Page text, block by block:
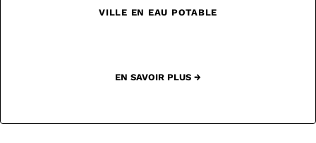
VILLE EN EAU POTABLE
EN SAVOIR PLUS →